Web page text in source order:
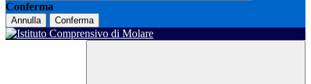
Conferma
Annulla Conferma